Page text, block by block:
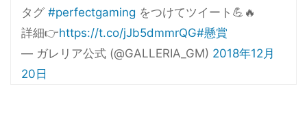
タグ #perfectgaming をつけてツイート💪🔥
詳細👉https://t.co/jJb5dmmrQG#懸賞
— ガレリア公式 (@GALLERIA_GM) 2018年12月
20日